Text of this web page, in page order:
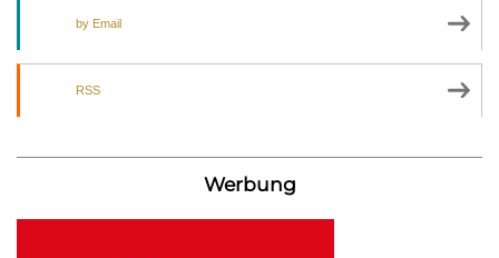
by Email
RSS
Werbung